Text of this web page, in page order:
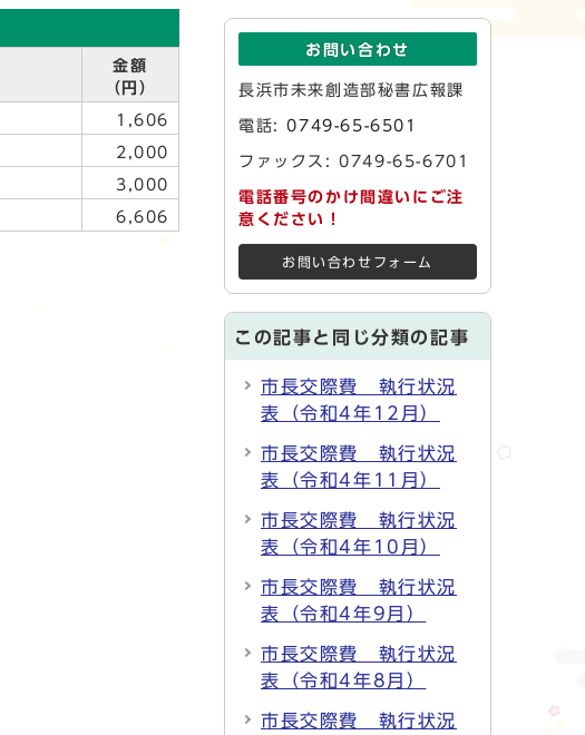
金額
（円）
1,606
2,000
3,000
6,606
お問い合わせ
長浜市未来創造部秘書広報課
電話:0749-65-6501
ファックス: 0749-65-6701
電話番号のかけ間違いにご注
意ください！
お問い合わせフォーム
この記事と同じ分類の記事
市長交際費 執行状況
表（令和4年12月）
市長交際費 執行状況
表（令和4年11月）
市長交際費 執行状況
表（令和4年10月）
市長交際費 執行状況
表（令和4年9月）
市長交際費 執行状況
表（令和4年8月）
市長交際費 執行状況